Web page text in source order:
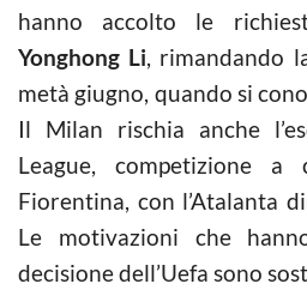
hanno accolto le
Yonghong Li, rimandando
metà giugno, quando si
Il Milan rischia anche
League, competizione a
Fiorentina, con l’Atalanta
Le motivazioni che
decisione dell’Uefa sono